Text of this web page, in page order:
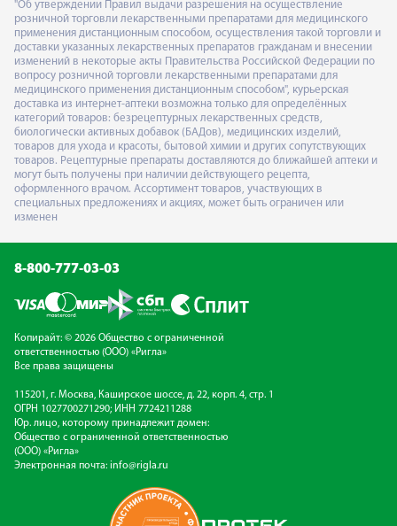
"Об утверждении Правил выдачи разрешения на осуществление
розничной торговли лекарственными препаратами для медицинского
применения дистанционным способом, осуществления такой торговли и
доставки указанных лекарственных препаратов гражданам и внесении
изменений в некоторые акты Правительства Российской Федерации по
вопросу розничной торговли лекарственными препаратами для
медицинского применения дистанционным способом", курьерская
доставка из интернет-аптеки возможна только для определённых
категорий товаров: безрецептурных лекарственных средств,
биологически активных добавок (БАДов), медицинских изделий,
товаров для ухода и красоты, бытовой химии и других сопутствующих
товаров. Рецептурные препараты доставляются до ближайшей аптеки и
могут быть получены при наличии действующего рецепта,
оформленного врачом. Ассортимент товаров, участвующих в
специальных предложениях и акциях, может быть ограничен или
изменен
8-800-777-03-03
Копирайт: © 2026 Общество с ограниченной
ответственностью (ООО) «Ригла»
Все права защищены
115201, г. Москва, Каширское шоссе, д. 22, корп. 4, стр. 1
ОГРН 1027700271290; ИНН 7724211288
Юр. лицо, которому принадлежит домен:
Общество с ограниченной ответственностью
(ООО) «Ригла»
Электронная почта: info@rigla.ru